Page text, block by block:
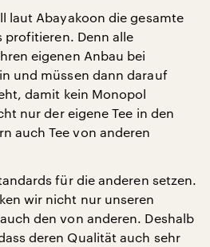
laut Abayakoon die gesamte
profitieren. Denn alle
eigenen Anbau bei
und müssen dann darauf
damit kein Monopol
nur der eigene Tee in den
auch Tee von anderen
für die anderen setzen.
wir nicht nur unseren
den von anderen. Deshalb
deren Qualität auch sehr